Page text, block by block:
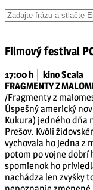
Filmový festival
17:00 h │ kino Scala
FRAGMENTY Z
/Fragmenty z
Úspešný americký
Kukura) jedného dňa
Prešov. Kvôli
vychovala ho jedna z
potom po vojne dobrí
spomienok ho
nachádza len zvyšky